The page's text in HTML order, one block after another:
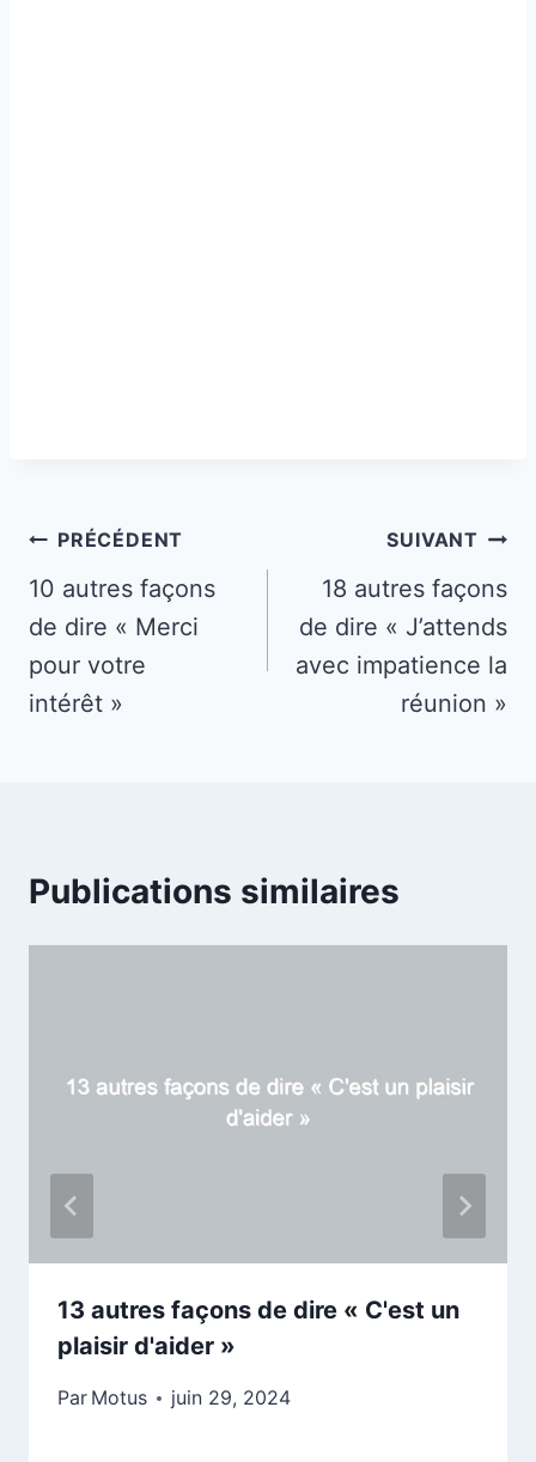
Navigation
de
l’article
PRÉCÉDENT
10 autres façons
de dire « Merci
pour votre
intérêt »
SUIVANT
18 autres façons
de dire « J’attends
avec impatience la
réunion »
Publications similaires
13 autres façons de dire « C'est un
plaisir d'aider »
Par Motus juin 29, 2024